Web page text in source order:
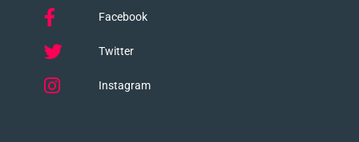
Facebook
Twitter
Instagram